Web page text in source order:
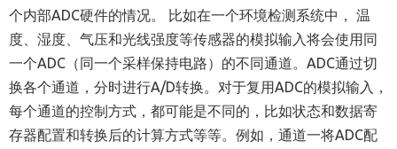
个内部ADC硬件的情况。
比如在一个环境检测系统中， 温
度
湿度 气压和光线强度等传感器的模拟输入将会使用同
一个ADC（同一个采样保持电路）的不同通道。ADC通过切
换各个通道，分时进行A/D转换。对于复用ADC的模拟输入，
每个通道的控制方式，都可能是不同的 ， 比如状态和数据寄
存器配置和转换后的计算方式等等。例如，通道一将ADC配